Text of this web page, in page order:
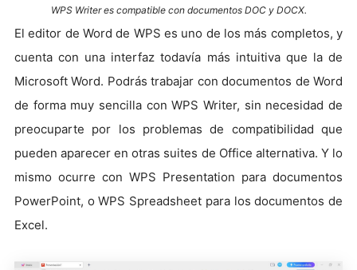
WPS Writer es compatible con documentos DOC y DOCX.
El editor de Word de WPS es uno de los más completos, y
cuenta con una interfaz todavía más intuitiva que la de
Microsoft Word. Podrás trabajar con documentos de Word
de forma muy sencilla con WPS Writer, sin necesidad de
preocuparte por los problemas de compatibilidad que
pueden aparecer en otras suites de Office alternativa. Y lo
mismo ocurre con WPS Presentation para documentos
PowerPoint, o WPS Spreadsheet para los documentos de
Excel.